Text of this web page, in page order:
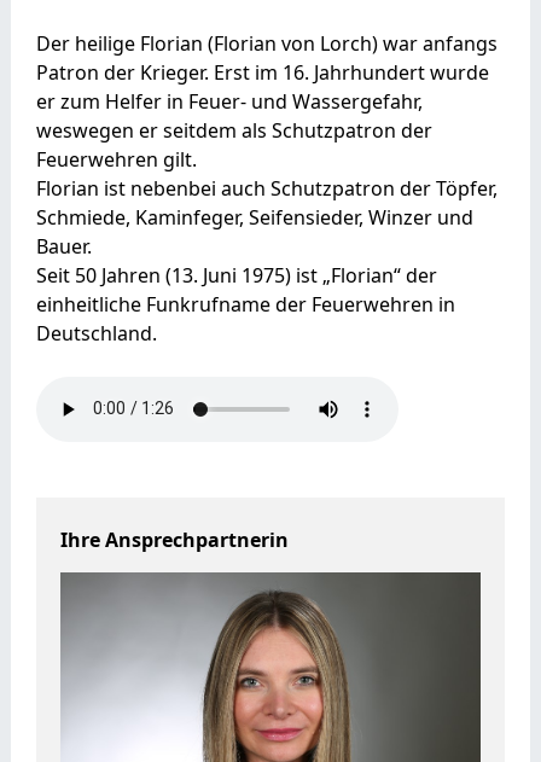
Ihre Ansprechpartnerin
Der heilige Florian (Florian von Lorch) war anfangs
Patron der Krieger. Erst im 16. Jahrhundert wurde
er zum Helfer in Feuer- und Wassergefahr,
weswegen er seitdem als Schutzpatron der
Feuerwehren gilt.
Florian ist nebenbei auch Schutzpatron der Töpfer,
Schmiede, Kaminfeger, Seifensieder, Winzer und
Bauer.
Seit 50 Jahren (13. Juni 1975) ist „Florian“ der
einheitliche Funkrufname der Feuerwehren in
Deutschland.